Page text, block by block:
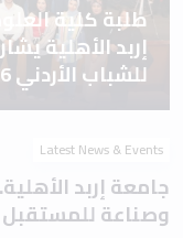
طلبة كلية
إربد الأهلية
للشباب الأردني 2026
Latest News & Events
جامعة إربد
وصناعة للمستقبل